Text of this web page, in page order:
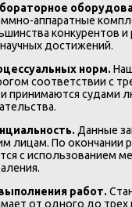
аппаратные
конкурентов и
достижений.
норм.
соответствии с
принимаются судами
Данные
лицам. По окончании
с использованием
работ.
от одного до трех